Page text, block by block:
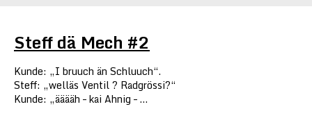
Steff dä Mech #2
Kunde: „I bruuch än Schluuch“.
Steff: „welläs Ventil ? Radgrössi?“
Kunde: „ääääh – kai Ahnig – …